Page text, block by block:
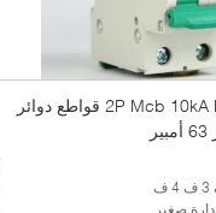
2P Mcb 10kA Mini SCB8-63H قواطع دوائر